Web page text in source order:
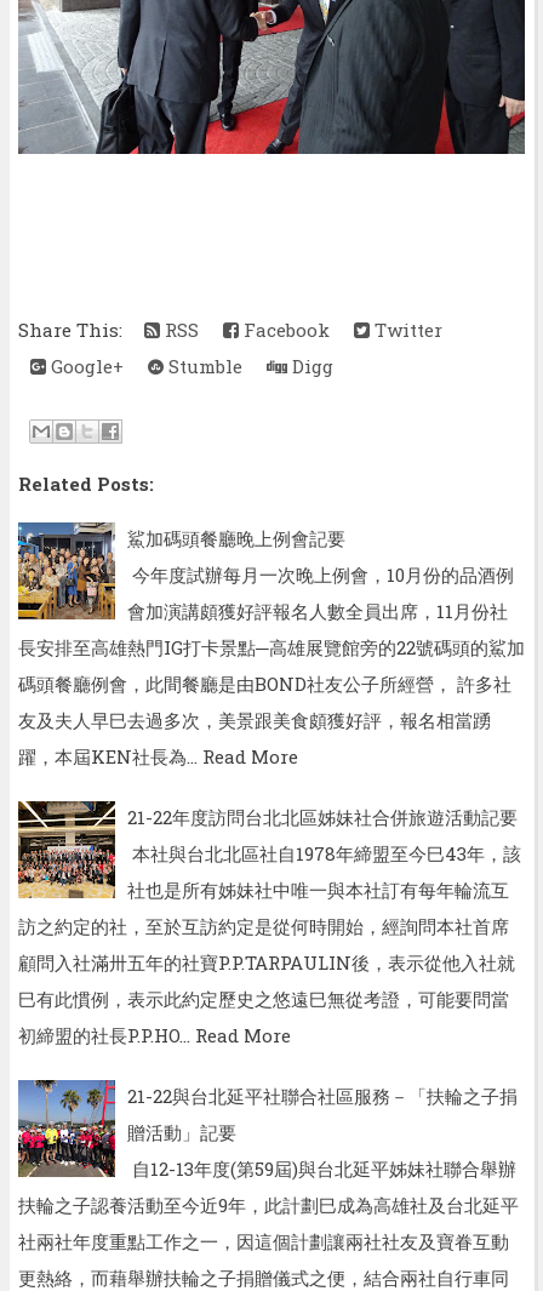
Share This: RSS Facebook
Twitter
Google+
Stumble Digg
Related Posts:
鯊加碼頭餐廳晚上例會記要
今年度試辦每月一次晚上例會，10月份的品酒例
會加演講頗獲好評報名人數全員出席，11月份社
長安排至高雄熱門IG打卡景點─高雄展覽館旁的22號碼頭的鯊加
碼頭餐廳例會，此間餐廳是由BOND社友公子所經營， 許多社
友及夫人早巳去過多次，美景跟美食頗獲好評，報名相當踴
躍，本屆KEN社長為…
Read More
21-22年度訪問台北北區姊妹社合併旅遊活動記要
本社與台北北區社自1978年締盟至今巳43年，該
社也是所有姊妹社中唯一與本社訂有每年輪流互
訪之約定的社，至於互訪約定是從何時開始，經詢問本社首席
顧問入社滿卅五年的社寶P.P.TARPAULIN後，表示從他入社就
巳有此慣例，表示此約定歷史之悠遠巳無從考證，可能要問當
初締盟的社長P.P.HO…
Read More
21-22與台北延平社聯合社區服務－「扶輪之子捐
贈活動」記要
自12-13年度(第59屆)與台北延平姊妹社聯合舉辦
扶輪之子認養活動至今近9年，此計劃巳成為高雄社及台北延平
社兩社年度重點工作之一，因這個計劃讓兩社社友及寶眷互動
更熱絡，而藉舉辦扶輪之子捐贈儀式之便，結合兩社自行車同